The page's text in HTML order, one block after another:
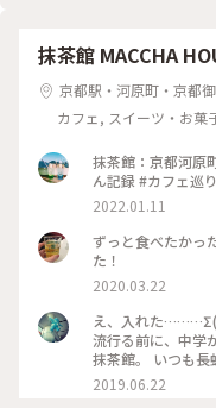
れた落ち着いた店
和の香りが漂って
かったです。 お席
で ひっそりと自分
きを楽しむことが
茶ソワレ #純喫茶
京都スイーツ #京
抹茶館 MACCHA
京都駅・河原町・京都
カフェ, スイーツ・お菓
抹茶館：京都河原
ん記録 #カフェ巡り
2022.01.11
ずっと食べたかっ
た！
2020.03.22
え、入れた………Σ(
流行る前に、中学
抹茶館。 いつも
別の所に新しい店舗が出来た
が、店の外に出た
2019.06.22